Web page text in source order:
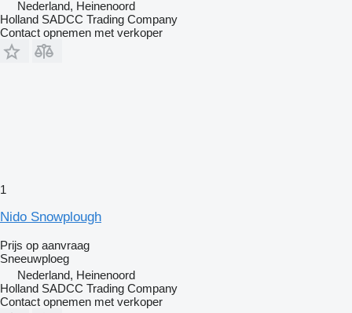
Nederland, Heinenoord
Holland SADCC Trading Company
Contact opnemen met verkoper
1
Nido Snowplough
Prijs op aanvraag
Sneeuwploeg
Nederland, Heinenoord
Holland SADCC Trading Company
Contact opnemen met verkoper